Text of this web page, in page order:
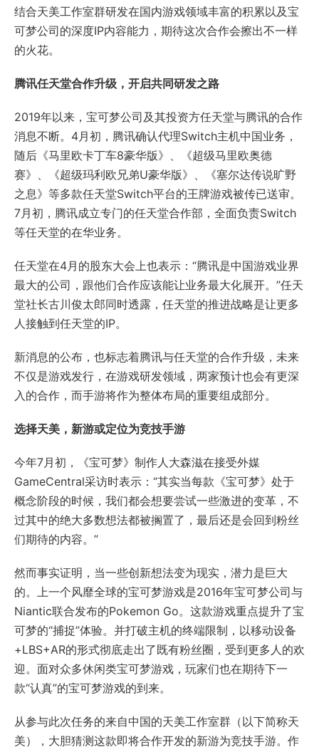
结合天美工作室群研发在国内游戏领域丰富的积累以及宝
可梦公司的深度IP内容能力，期待这次合作会擦出不一样
的火花。
腾讯任天堂合作升级，开启共同研发之路
2019年以来，宝可梦公司及其投资方任天堂与腾讯的合作
消息不断。4月初，腾讯确认代理Switch主机中国业务，
随后《马里欧卡丁车8豪华版》、《超级马里欧奥德
赛》、《超级玛利欧兄弟U豪华版》、《塞尔达传说旷野
之息》等多款任天堂Switch平台的王牌游戏被传已送审。
7月初，腾讯成立专门的任天堂合作部，全面负责Switch
等任天堂的在华业务。
任天堂在4月的股东大会上也表示：“腾讯是中国游戏业界
最大的公司，跟他们合作应该能让业务最大化展开。”任天
堂社长古川俊太郎同时透露，任天堂的推进战略是让更多
人接触到任天堂的IP。
新消息的公布，也标志着腾讯与任天堂的合作升级，未来
不仅是游戏发行，在游戏研发领域，两家预计也会有更深
入的合作，而手游将作为整体布局的重要组成部分。
选择天美，新游或定位为竞技手游
今年7月初，《宝可梦》制作人大森滋在接受外媒
GameCentral采访时表示：“其实当每款《宝可梦》处于
概念阶段的时候，我们都会想要尝试一些激进的变革，不
过其中的绝大多数想法都被搁置了，最后还是会回到粉丝
们期待的内容。”
然而事实证明，当一些创新想法变为现实，潜力是巨大
的。上一个风靡全球的宝可梦游戏是2016年宝可梦公司与
Niantic联合发布的Pokemon Go。这款游戏重点提升了宝
可梦的“捕捉”体验。并打破主机的终端限制，以移动设备
+LBS+AR的形式彻底走出了既有粉丝圈，受到更多人的欢
迎。面对众多休闲类宝可梦游戏，玩家们也在期待下一
款“认真”的宝可梦游戏的到来。
从参与此次任务的来自中国的天美工作室群（以下简称天
美），大胆猜测这款即将合作开发的新游为竞技手游。作